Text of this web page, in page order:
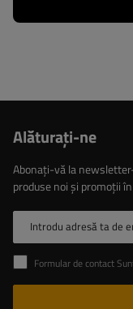
Alăturaţi-ne
Abonați-vă la
produse noi și promoții
Introdu adresă ta de
Formular de contact Sunt de acord cu prelucrarea